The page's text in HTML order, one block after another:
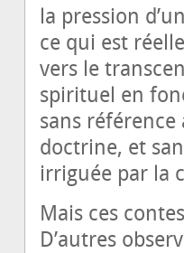
la pression
ce qui est
vers le
spirituel en
sans
doctrine, et
irriguée par la
Mais ces
D’autres